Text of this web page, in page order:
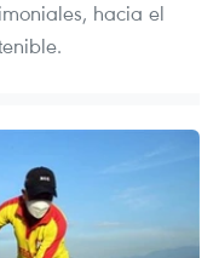
hacia el